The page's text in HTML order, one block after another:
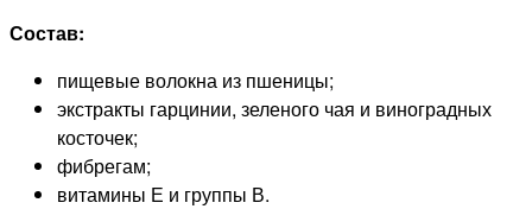
Состав:
пищевые волокна из пшеницы;
экстракты гарцинии, зеленого чая и виноградных
косточек;
фибрегам;
витамины Е и группы В.